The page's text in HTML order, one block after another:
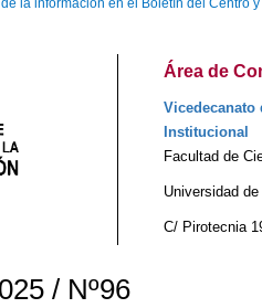
la información en el Boletín del Centro
Área de
Vicedecanato
Institucional
Facultad de
Universidad
C/ Pirotecnia
/ Nº96